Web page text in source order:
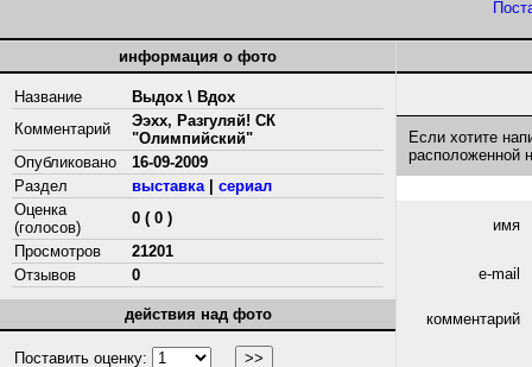
информация о фото
Название
Выдох \ Вдох
Комментарий
Ээхх, Разгуляй! СК
"Олимпийский"
Опубликовано
16-09-2009
Раздел
выставка| сериал
Оценка
(голосов)
0 ( 0 )
Просмотров
21201
Отзывов
0
действия над фото
Поставить оценку:
Если хотите
расположенной
имя
e-mail
комментарий